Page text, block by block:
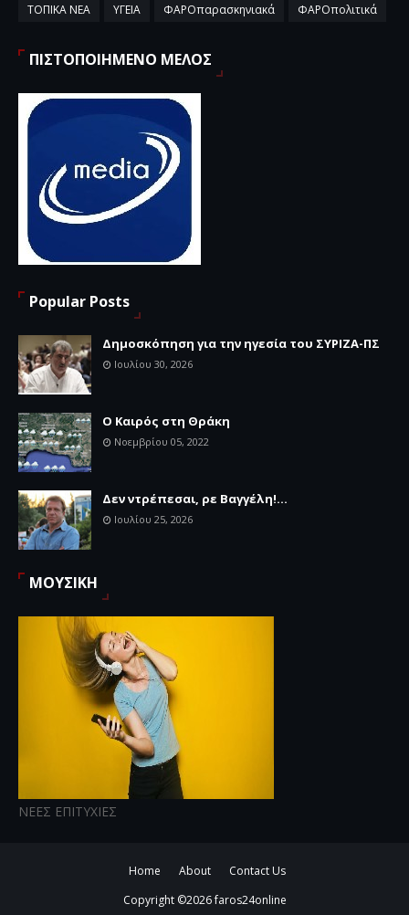
ΤΟΠΙΚΑ ΝΕΑ
ΥΓΕΙΑ ΦΑΡΟπαρασκηνιακά ΦΑΡΟπολιτικά
ΠΙΣΤΟΠΟΙΗΜΕΝΟ ΜΕΛΟΣ
Popular Posts
Δημοσκόπηση για την ηγεσία του ΣΥΡΙΖΑ-ΠΣ
Ιουλίου 30, 2026
Ο Καιρός στη Θράκη
Νοεμβρίου 05, 2022
Δεν ντρέπεσαι, ρε Βαγγέλη!...
Ιουλίου 25, 2026
ΜΟΥΣΙΚΗ
ΝΕΕΣ ΕΠΙΤΥΧΙΕΣ
Home About
Contact Us
Copyright ©2026faros24online